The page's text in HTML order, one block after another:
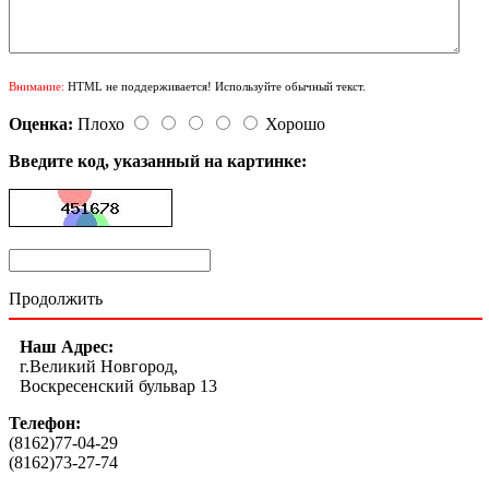
Внимание: HTML не поддерживается! Используйте обычный текст.
Оценка: Плохо
Хорошо
Введите код, указанный на картинке:
Продолжить
Наш Адрес:
г.Великий Новгород,
Воскресенский бульвар 13
Телефон:
(8162)77-04-29
(8162)73-27-74